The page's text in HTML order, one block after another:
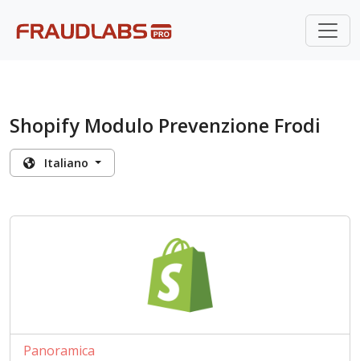
Shopify Modulo Prevenzione Frodi
Italiano
Panoramica